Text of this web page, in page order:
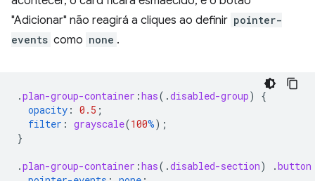
"Adicionar" não reagirá a cliques ao definir pointer-
events como none .
.plan-group-container :has( .disabled-group)
{
opacity : 0.5 ;
filter : grayscale(100%);
}
.plan-group-container :has( .disabled-section) .button